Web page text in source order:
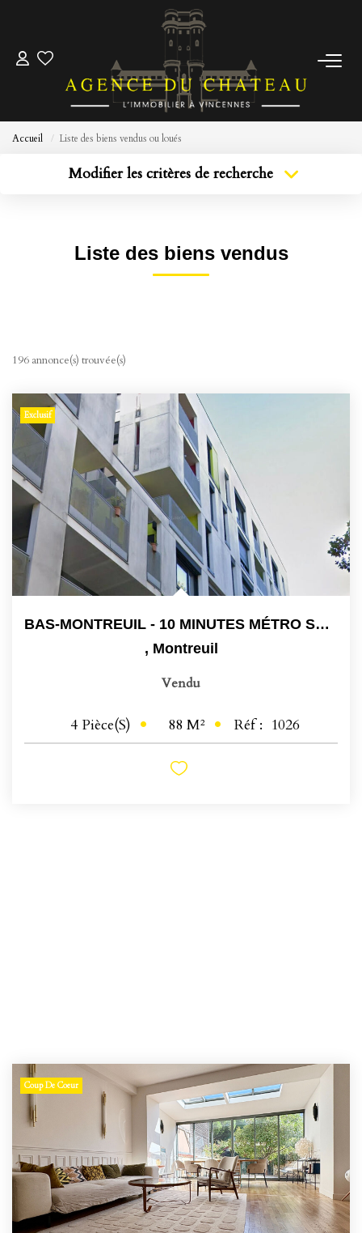
ACCUEIL
ACHETER
ESTIMER
Prendre Rendez Vous
NOUS CONTACTER
Accueil Liste des biens vendus ou loués
Modifier les critères de recherche
Liste des biens vendus
196 annonce(s) trouvée(s)
Exclusif
BAS-MONTREUIL - 10 MINUTES MÉTRO SAINT-MANDÉ
, Montreuil
Vendu
4 Pièce(s) 88 M² Réf : 1026
Coup De Coeur